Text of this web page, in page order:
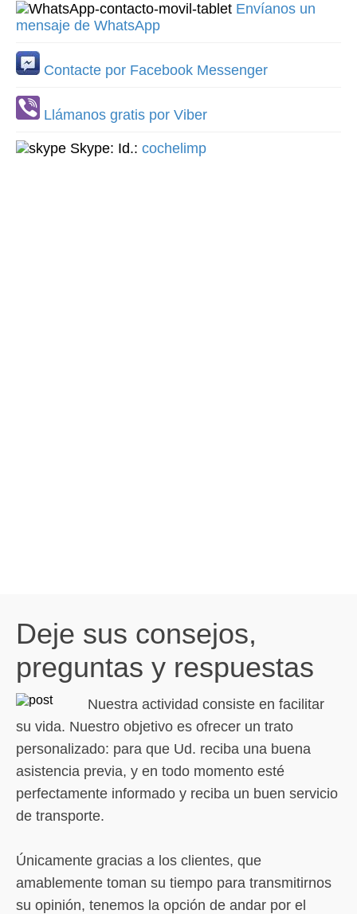
Envíanos un
mensaje de WhatsApp
Contacte por Facebook Messenger
Llámanos gratis por Viber
Skype: Id.: cochelimp
Deje sus consejos,
preguntas y respuestas
Nuestra actividad consiste en facilitar
su vida. Nuestro objetivo es ofrecer un trato
personalizado: para que Ud. reciba una buena
asistencia previa, y en todo momento esté
perfectamente informado y reciba un buen servicio
de transporte.
Únicamente gracias a los clientes, que
amablemente toman su tiempo para transmitirnos
su opinión, tenemos la opción de andar por el